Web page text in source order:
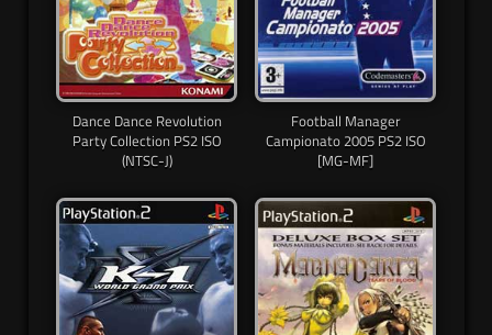
Dance Dance Revolution
Party Collection PS2 ISO
(NTSC-J)
Football Manager
Campionato 2005 PS2 ISO
[MG-MF]